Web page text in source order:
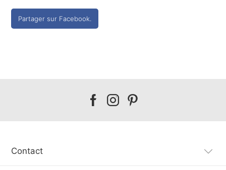
Partager sur Facebook.
Our
Our
Our
Contact